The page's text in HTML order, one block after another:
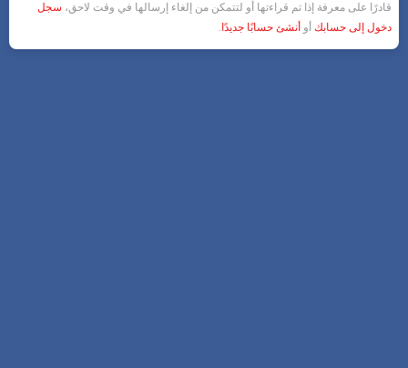
قادرًا على معرفة إذا تم قراءتها أو لتتمكن من إلغاء إرسالها في وقت لاحق، سجل
دخول إلى حسابك أو أنشئ حسابًا جديدًا .